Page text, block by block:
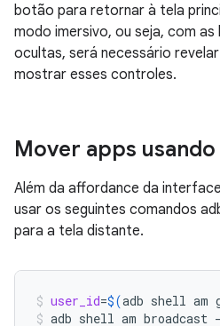
botão para retornar à tela
modo imersivo, ou seja, com
ocultas, será necessário
mostrar esses controles.
Mover apps
Além da affordance da
usar os seguintes comandos
para a tela distante.
user_id=$(adb shell am
adb shell am broadcast